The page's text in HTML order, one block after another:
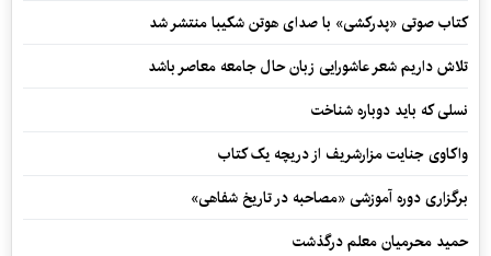
کتاب صوتی «پدرکشی» با صدای هوتن شکیبا منتشر شد
تلاش داریم شعر عاشورایی زبان حال جامعه معاصر باشد
نسلی که باید دوباره شناخت
واکاوی جنایت مزارشریف از دریچه یک کتاب
برگزاری دوره آموزشی «مصاحبه در تاریخ شفاهی»
حمید محرمیان معلم درگذشت